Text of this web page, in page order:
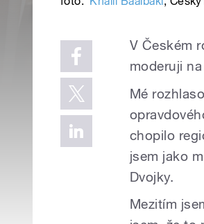
V Českém
moderuji
Mé
chopilo
jsem jako
Dvojky.
Mezitím